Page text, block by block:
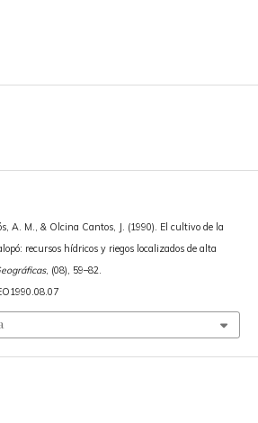
A. M., & Olcina Cantos, J. (1990). El cultivo de la
recursos hídricos y riegos localizados de alta
, (08), 59–82.